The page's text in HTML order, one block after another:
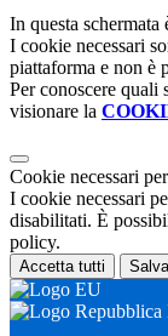
In questa
I cookie necessari
piattaforma e non è
Per conoscere quali
visionare la
Cookie necessari
I cookie necessari
disabilitati. È
policy.
Accetta tutti